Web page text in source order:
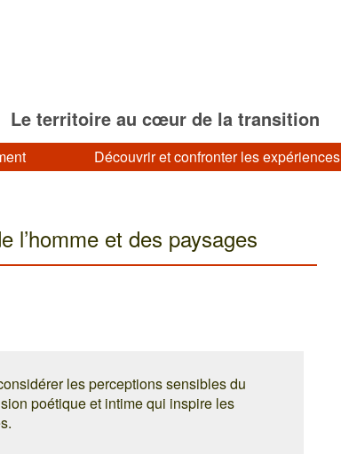
Le territoire au cœur de la transition
Découvrir et confronter les expériences
l’homme et des paysages
les perceptions sensibles du
poétique et intime qui inspire les